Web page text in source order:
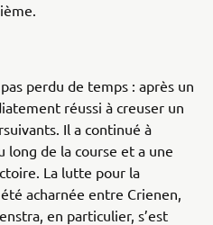
perdu de temps : après un
réussi à creuser un
Il a continué à
long de la course et a une
La lutte pour la
acharnée entre Crienen,
en particulier, s’est